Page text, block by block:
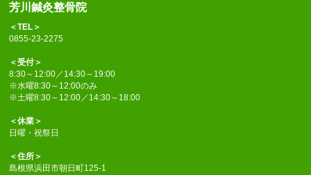
芳川鍼灸整骨院
＜TEL＞
0855-23-2275
＜受付＞
8:30～12:00／14:30～19:00
※水曜8:30～12:00のみ
※土曜8:30～12:00／14:30～18:00
＜休業＞
日曜・祝祭日
＜住所＞
島根県浜田市朝日町125-1